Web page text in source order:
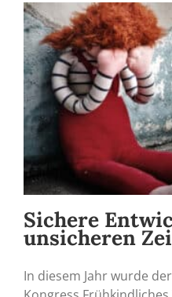
Sichere
unsicheren
In diesem Jahr wurde